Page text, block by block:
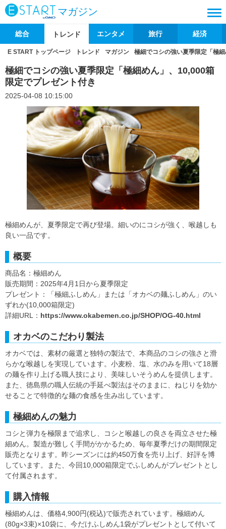
マガジン
総合 トレンド エンタメ 旅行 経済
E START トップページ トレンド マガジン 極細でコシの強い夏季限定「極
極細でコシの強い夏季限定「極細めん」、10,000箱
限定でプレゼント付き
2025-04-08 10:15:00
極細めんが、夏季限定で再び登場。細いのにコシが強く、喉越しも
良い一品です。
概要
商品名：極細めん
販売期間：2025年4月1日から夏季限定
プレゼント：「極細ふしめん」または「オカベの麺ふしめん」のい
ずれか(10,000箱限定)
詳細URL： https://www.okabemen.co.jp/SHOP/OG-40.html
オカベのこだわり製法
オカベでは、素材の厳選と独特の製法で、本商品のコシの強さと滑
らかな喉越しを実現しています。小麦粉、塩、水のみを用いて18層
の麺を作り上げる職人技により、美味しいそうめんを提供します。
また、徳島県の職人伝統の手延べ製法はそのままに、ねじりを効か
せることで特徴的な麺の食感を生み出しています。
極細めんの魅力
コシと弾力を極限まで追求し、コシと喉越しの良さを両立させた極
細めん。製造が難しく手間がかかるため、毎年夏季だけの期間限定
販売となります。昨シーズンには約450万食を売り上げ、好評を博
しています。また、今回10,000箱限定でふしめんがプレゼントとし
て付属されます。
購入情報
極細めんは、価格4,900円(税込)で販売されています。極細めん
(80g×3束)×10袋に、今だけふしめん1袋がプレゼントとして付いて